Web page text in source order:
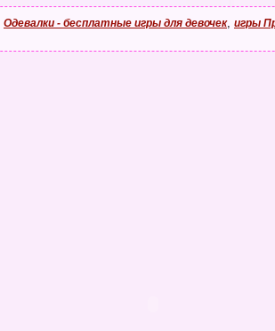
Одевалки - бесплатные игры для девочек, игры